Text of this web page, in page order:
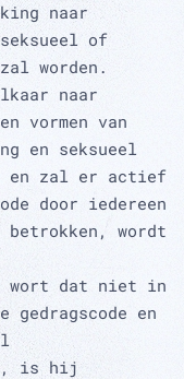
naar
of
worden.
naar
vormen van
en seksueel
en zal er actief
door iedereen
wordt
wort dat niet in
gedragscode en
is hij